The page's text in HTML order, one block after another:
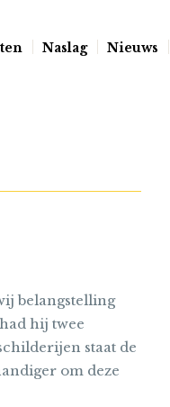
Naslag Nieuws
belangstelling
hij twee
staat de
om deze